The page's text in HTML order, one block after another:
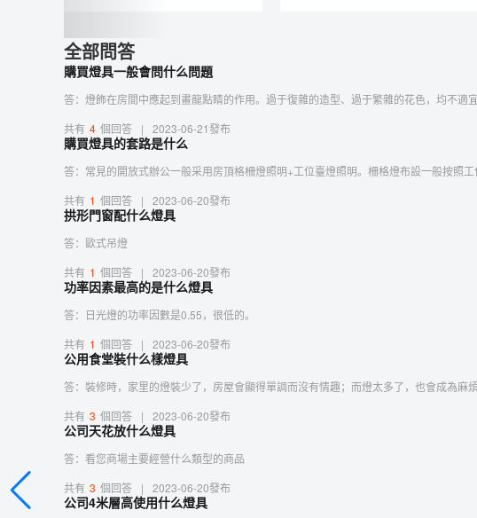
全部問答
購買燈具一般會問什么問題
答：燈飾在房間中應起到畫龍點睛的作用。過于復雜的造型、過于繁雜的花色，均不
共有 4 個回答 | 2023-06-21發布
購買燈具的套路是什么
答：常見的開放式辦公一般采用房頂格柵燈照明+工位臺燈照明。柵格燈布設一般按照
共有 1 個回答 | 2023-06-20發布
拱形門窗配什么燈具
答：歐式吊燈
共有 1 個回答 | 2023-06-20發布
功率因素最高的是什么燈具
答：日光燈的功率因數是0.55，很低的。
共有 1 個回答 | 2023-06-20發布
公用食堂裝什么樣燈具
答：裝修時，家里的燈裝少了，房屋會顯得單調而沒有情趣；而燈太多了，也會成為
共有 3 個回答 | 2023-06-20發布
公司天花放什么燈具
答：看您商場主要經營什么類型的商品
共有 3 個回答 | 2023-06-20發布
公司4米層高使用什么燈具